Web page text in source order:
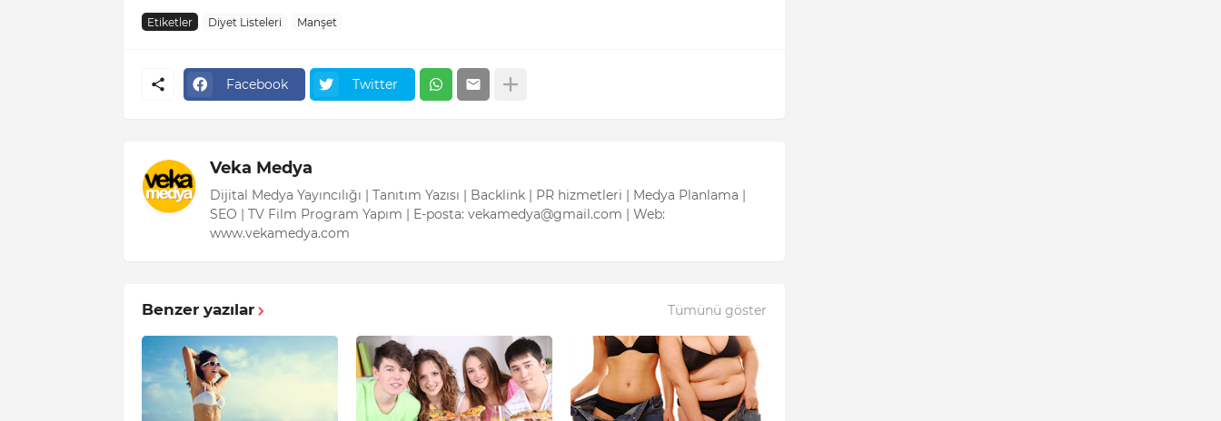
Etiketler Diyet Listeleri Manşet
Facebook Twitter
Veka Medya
Dijital Medya Yayıncılığı | Tanıtım Yazısı | Backlink | PR hizmetleri | Medya Planlama |
SEO | TV Film Program Yapım | E-posta: vekamedya@gmail.com | Web:
www.vekamedya.com
Benzer yazılar Tümünü göster